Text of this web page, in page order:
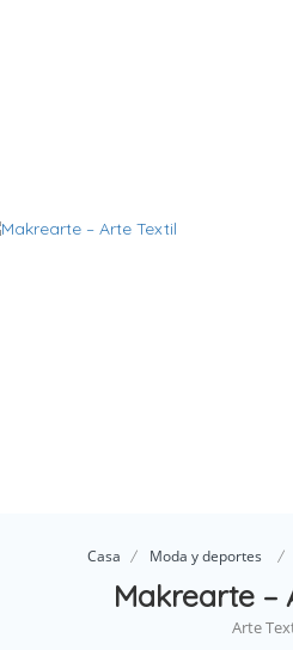
Casa Moda y deportes
Makrearte –
Arte